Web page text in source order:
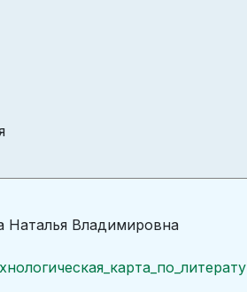
Наталья Владимировна